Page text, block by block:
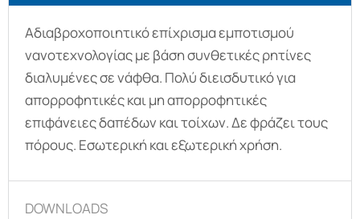
Αδιαβροχοποιητικό επίχρισμα εμποτισμού
νανοτεχνολογίας με βάση συνθετικές ρητίνες
διαλυμένες σε νάφθα. Πολύ διεισδυτικό για
απορροφητικές και μη απορροφητικές
επιφάνειες δαπέδων και τοίχων. Δε φράζει τους
πόρους. Εσωτερική και εξωτερική χρήση.
DOWNLOADS